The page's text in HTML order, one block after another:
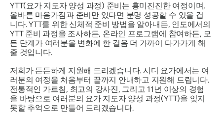
YTT(요가 지도자 양성 과정) 준비는 흥미진진한 여정이며,
올바른 마음가짐과 준비만 있다면 분명 성공할 수 있을 겁
니다. YTT를 위한 신체적 준비 방법을 알아내든, 인도에서의
YTT 준비 과정을 조사하든, 온라인 프로그램에 참여하든, 모
든 단계가 여러분을 변화에 한 걸음 더 가까이 다가가게 해
줄 것입니다.
저희가 든든하게 지원해 드리겠습니다. 시디 요가에서는 여
러분의 여정을 처음부터 끝까지 안내하고 지원해 드립니다.
전통적인 가르침, 최고의 강사진, 그리고 11년 이상의 경험
을 바탕으로 여러분의 요가 지도자 양성 과정(YTT)을 잊지
못할 추억으로 만들어 드리겠습니다.